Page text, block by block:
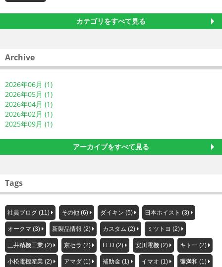
カテゴリをすべて見る
Archive
2026年06月 (1)
2026年05月 (1)
2026年04月 (1)
2026年02月 (1)
2025年09月 (1)
アーカイブをすべて見る
Tags
社員ブログ (11) その他 (6) ダイキン (5) 日本ホイスト (3)
オークマ (3) 新製品情報 (2) カスタム (2) ミツトヨ (2)
三井精機工業 (2) 京セラ (2) LED (2) 安川電機 (2) キトー (2)
小松電機産業 (2) アマダ (1) 補助金 (1) イマオ (1) 彌満和 (1)